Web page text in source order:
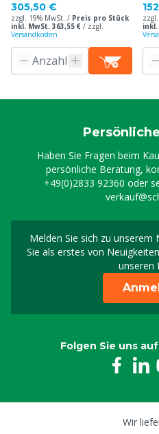
305,50 €
zzgl. 19% MwSt. / Preis pro Stück
inkl. MwSt. 363,55 € / zzgl.
Versandkosten
inkl.
Haben Sie Fragen beim
persönliche Beratung,
+49(0)2833 92360 oder
Melden Sie sich zu
Sie als erstes von
unseren
Folgen Sie uns
Wir